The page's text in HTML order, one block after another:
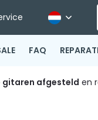
FAQ
gitaren afgesteld en